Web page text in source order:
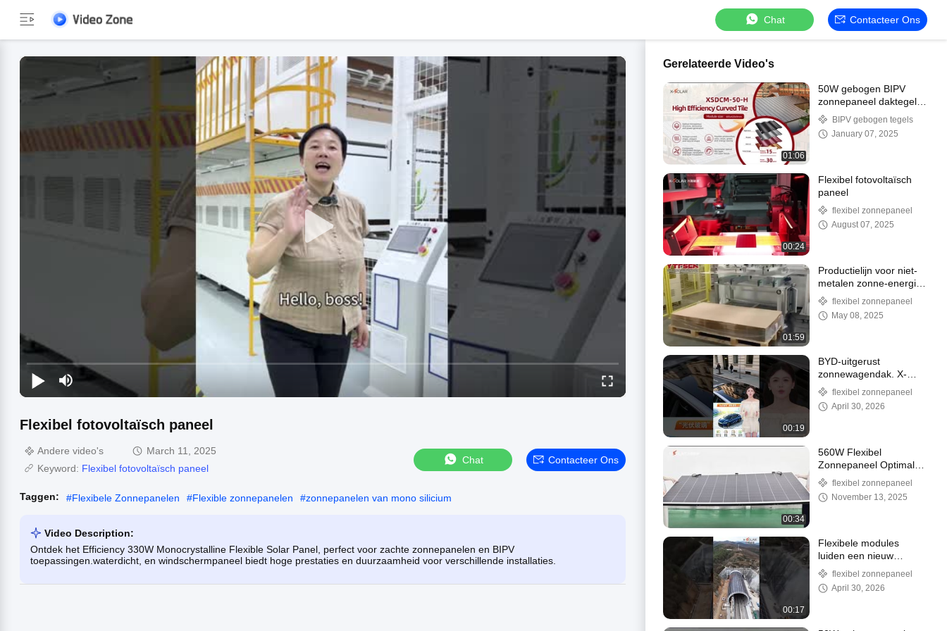
Chat Contacteer Ons
Flexibel fotovoltaïsch paneel
Andere video's
March 11, 2025
Keyword: Flexibel fotovoltaïsch paneel
Chat Contacteer Ons
Taggen: #Flexibele Zonnepanelen #Flexible zonnepanelen #zonnepanelen van mono silicium
Video Description:
Ontdek het Efficiency 330W Monocrystalline Flexible Solar Panel, perfect voor zachte zonnepanelen en BIPV
toepassingen.waterdicht, en windschermpaneel biedt hoge prestaties en duurzaamheid voor verschillende installaties.
Gerelateerde Video's
01:06
50W gebogen BIPV
zonnepaneel daktegels
kortsluitingspanning
8.62A CE TUV
gecertificeerd
BIPV gebogen tegels
January 07, 2025
00:24
Flexibel fotovoltaïsch
paneel
flexibel zonnepaneel
August 07, 2025
01:59
Productielijn voor niet-
metalen zonne-energie-
modules Niet-
destructieve
dickmachine Nominaal
flexibel zonnepaneel
May 08, 2025
00:19
BYD-uitgerust
zonnewagendak. X-
SOLAR helpt het bereik
van nieuwe energie-
elektrische voertuigen
flexibel zonnepaneel
April 30, 2026
00:34
560W Flexibel
Zonnepaneel Optimale
Bedrijfsspanning 9,59V
en Weerbestendig
flexibel zonnepaneel
November 13, 2025
00:17
Flexibele modules
luiden een nieuw
installatietijdperk in en
passen zich aan alle
soorten gebogen
flexibel zonnepaneel
April 30, 2026